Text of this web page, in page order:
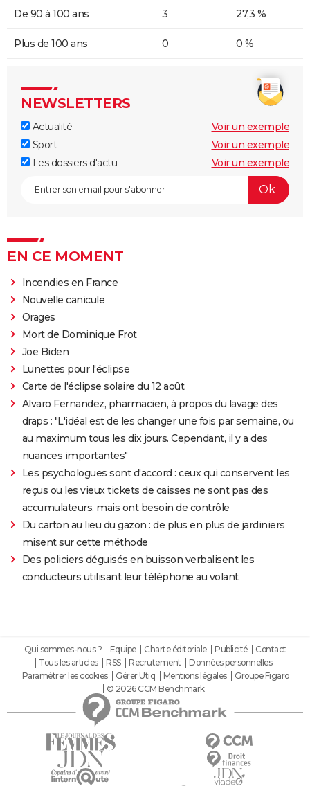
De 90 à 100 ans 3 27,3 %
Plus de 100 ans 0 0 %
NEWSLETTERS
Actualité
Voir un exemple
Sport
Voir un exemple
Les dossiers d'actu
Voir un exemple
EN CE MOMENT
Incendies en France
Nouvelle canicule
Orages
Mort de Dominique Frot
Joe Biden
Lunettes pour l'éclipse
Carte de l'éclipse solaire du 12 août
Alvaro Fernandez, pharmacien, à propos du lavage des
draps : "L'idéal est de les changer une fois par semaine, ou
au maximum tous les dix jours. Cependant, il y a des
nuances importantes"
Les psychologues sont d'accord : ceux qui conservent les
reçus ou les vieux tickets de caisses ne sont pas des
accumulateurs, mais ont besoin de contrôle
Du carton au lieu du gazon : de plus en plus de jardiniers
misent sur cette méthode
Des policiers déguisés en buisson verbalisent les
conducteurs utilisant leur téléphone au volant
Qui sommes-nous ? Equipe Charte éditoriale Publicité
Contact
Tous les articles
RSS Recrutement
Données personnelles
Paramétrer les cookies
Gérer Utiq Mentions légales
Groupe Figaro
© 2026 CCM Benchmark